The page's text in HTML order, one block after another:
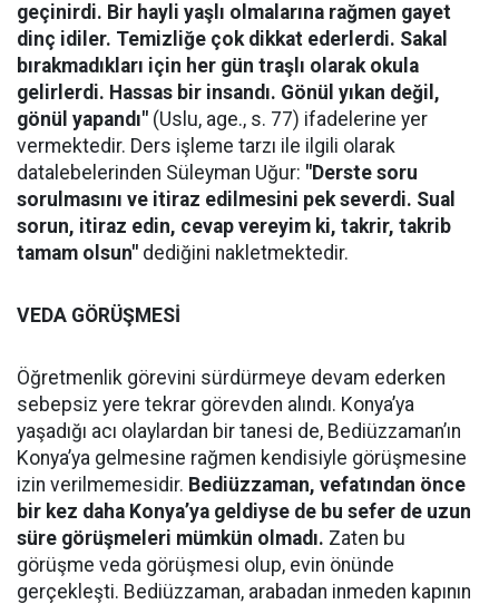
geçinirdi. Bir hayli yaşlı olmalarına rağmen gayet
dinç idiler. Temizliğe çok dikkat ederlerdi. Sakal
bırakmadıkları için her gün traşlı olarak okula
gelirlerdi. Hassas bir insandı. Gönül yıkan değil,
gönül yapandı" (Uslu, age., s. 77) ifadelerine yer
vermektedir. Ders işleme tarzı ile ilgili olarak
datalebelerinden Süleyman Uğur: "Derste soru
sorulmasını ve itiraz edilmesini pek severdi. Sual
sorun, itiraz edin, cevap vereyim ki, takrir, takrib
tamam olsun" dediğini nakletmektedir.
VEDA GÖRÜŞMESİ
Öğretmenlik görevini sürdürmeye devam ederken
sebepsiz yere tekrar görevden alındı. Konya’ya
yaşadığı acı olaylardan bir tanesi de, Bediüzzaman’ın
Konya’ya gelmesine rağmen kendisiyle görüşmesine
izin verilmemesidir. Bediüzzaman, vefatından önce
bir kez daha Konya’ya geldiyse de bu sefer de uzun
süre görüşmeleri mümkün olmadı. Zaten bu
görüşme veda görüşmesi olup, evin önünde
gerçekleşti. Bediüzzaman, arabadan inmeden kapının